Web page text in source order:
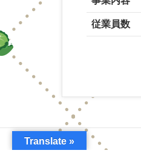
従業員数
Translate »